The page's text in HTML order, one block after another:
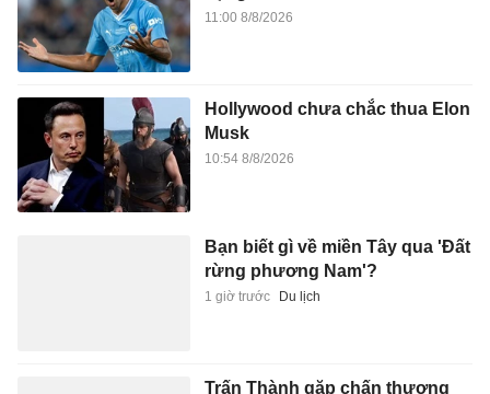
11:00 8/8/2026
Hollywood chưa chắc thua Elon
Musk
10:54 8/8/2026
Bạn biết gì về miền Tây qua 'Đất
rừng phương Nam'?
1 giờ trước Du lịch
Trấn Thành gặp chấn thương